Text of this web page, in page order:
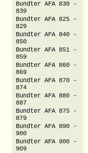
Bundter AFA 830 -
839
Bundter AFA 825 -
829
Bundter AFA 840 -
850
Bundter AFA 851 -
859
Bundter AFA 860 -
869
Bundter AFA 870 -
874
Bundter AFA 880 -
887
Bundter AFA 875 -
879
Bundter AFA 890 -
900
Bundter AFA 900 -
909